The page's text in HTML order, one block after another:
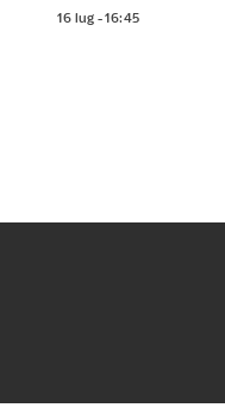
16 lug - 16:45